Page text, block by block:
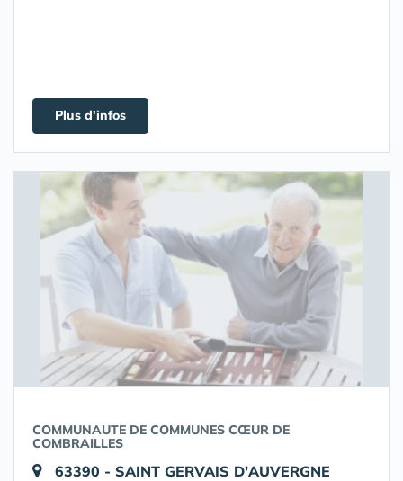
Plus d'infos
COMMUNAUTE DE COMMUNES CŒUR DE
COMBRAILLES
63390 - SAINT GERVAIS D'AUVERGNE